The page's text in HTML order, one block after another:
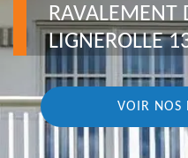
RAVALEMENT
LIGNEROLLE
VOIR NOS